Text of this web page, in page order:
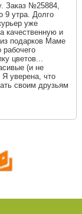
Заказ №25884,
9 утра. Долго
уже
качественную и
подарков Маме
цветов...
(и не
уверена, что
своим друзьям